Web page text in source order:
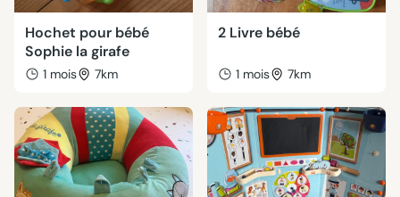
Hochet pour bébé
Sophie la girafe
1 mois 7km
2 Livre bébé
1 mois 7km